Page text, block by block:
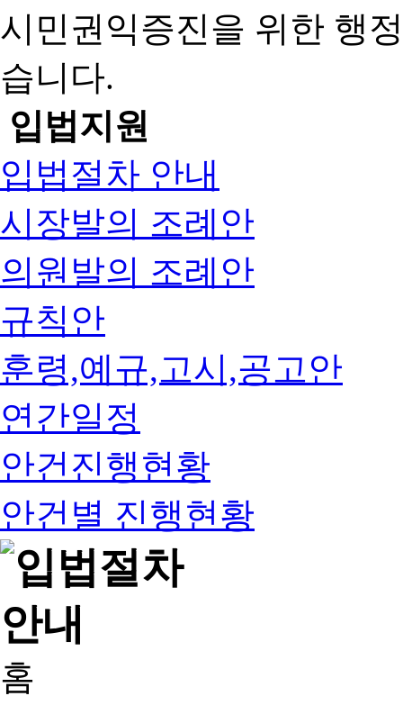
시민권익증진을 위한 행
습니다.
입법지원
입법절차 안내
시장발의 조례안
의원발의 조례안
규칙안
훈령,예규,고시,공고안
연간일정
안건진행현황
안건별 진행현황
홈